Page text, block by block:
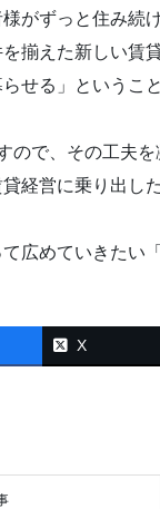
様がずっと住み
揃えた新しい賃
せる」というこ
ので、その工夫
経営に乗り出し
広めていきたい
X